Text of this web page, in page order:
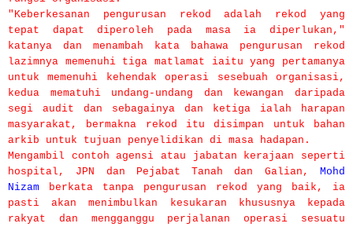
"Keberkesanan pengurusan rekod adalah rekod yang
tepat dapat diperoleh pada masa ia diperlukan,"
katanya dan menambah kata bahawa pengurusan rekod
lazimnya memenuhi tiga matlamat iaitu yang pertamanya
untuk memenuhi kehendak operasi sesebuah organisasi,
kedua mematuhi undang-undang dan kewangan daripada
segi audit dan sebagainya dan ketiga ialah harapan
masyarakat, bermakna rekod itu disimpan untuk bahan
arkib untuk tujuan penyelidikan di masa hadapan.
Mengambil contoh agensi atau jabatan kerajaan seperti
hospital, JPN dan Pejabat Tanah dan Galian, Mohd
Nizam berkata tanpa pengurusan rekod yang baik, ia
pasti akan menimbulkan kesukaran khususnya kepada
rakyat dan mengganggu perjalanan operasi sesuatu